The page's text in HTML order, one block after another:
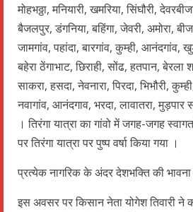
मोहभठ्ठा, मनियारी, खमरिया, सिंघौरी,
बैजलपुर, डंगनिया, बहिंगा, जेवरी, अमोरा,
जामगांव, पहांदा, बारगांव, कुम्ही, आनंदगांव,
बहेरा ठेंगाभाट, छिराही, सोंढ, हतपान, बेरला
साकरा, हसदा, नेवनारा, पिरदा, भिभौरी,
नवागांव, आनंदगाव, भरदा, लावातरा,
। तिरंगा यात्रा का गांवो में जगह-जगह
पर तिरंगा यात्रा पर पुष्प वर्षा किया गया ।
प्रत्येक नागरिक के अंदर देशभक्ति की भावना
इस अवसर पर किसान नेता योगेश तिवारी ने